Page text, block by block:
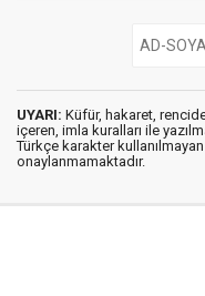
UYARI: Küfür, hakaret,
içeren, imla kuralları ile
Türkçe karakter
onaylanmamaktadır.